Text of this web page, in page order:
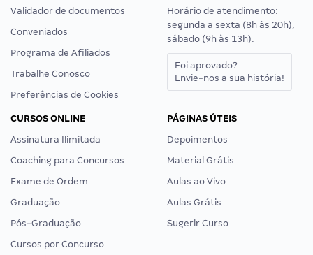
Validador de documentos
Conveniados
Programa de Afiliados
Trabalhe Conosco
Preferências de Cookies
Horário de atendimento:
segunda a sexta (8h às 20h),
sábado (9h às 13h).
Foi aprovado?
Envie-nos a sua história!
CURSOS ONLINE
Assinatura Ilimitada
Coaching para Concursos
Exame de Ordem
Graduação
Pós-Graduação
Cursos por Concurso
PÁGINAS ÚTEIS
Depoimentos
Material Grátis
Aulas ao Vivo
Aulas Grátis
Sugerir Curso